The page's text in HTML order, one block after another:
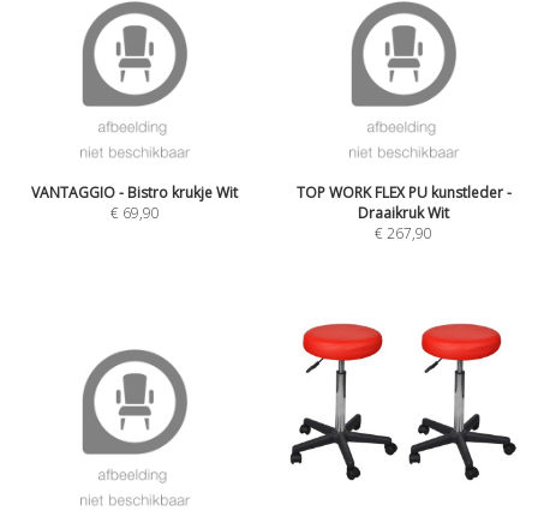
VANTAGGIO - Bistro krukje Wit
€ 69,90
TOP WORK FLEX PU kunstleder -
Draaikruk Wit
€267,90